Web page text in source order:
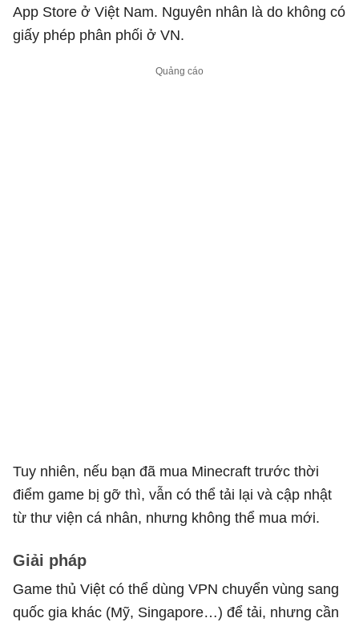
App Store ở Việt Nam. Nguyên nhân là do không có
giấy phép phân phối ở VN.
Tuy nhiên, nếu bạn đã mua Minecraft trước thời
điểm game bị gỡ thì, vẫn có thể tải lại và cập nhật
từ thư viện cá nhân, nhưng không thể mua mới.
Giải pháp
Game thủ Việt có thể dùng VPN chuyển vùng sang
quốc gia khác (Mỹ, Singapore…) để tải, nhưng cần